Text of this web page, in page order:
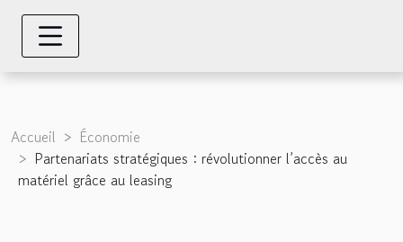
Accueil
Économie
Partenariats stratégiques : révolutionner l’accès au
matériel grâce au leasing